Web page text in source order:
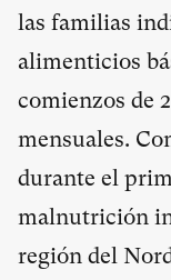
las familias
alimenticios
comienzos de
mensuales.
durante el
malnutrición
región del